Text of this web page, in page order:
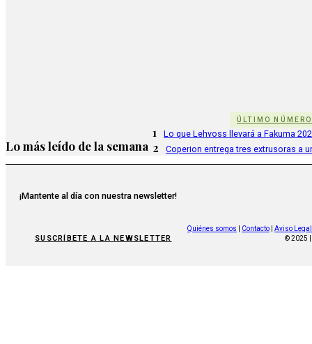
ÚLTIMO NÚMERO
Lo más leído de la semana
1 Lo que Lehvoss llevará a Fakuma
2 Coperion entrega tres extrusoras a
¡Mantente al día con nuestra newsletter!
SUSCRÍBETE A LA NEWSLETTER
Quiénes somos Contacto
Aviso Legal
© 2025